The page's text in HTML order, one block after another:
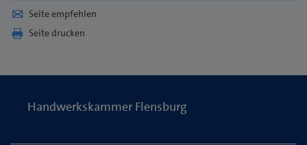
Seite empfehlen
Seite drucken
Handwerkskammer Flensburg